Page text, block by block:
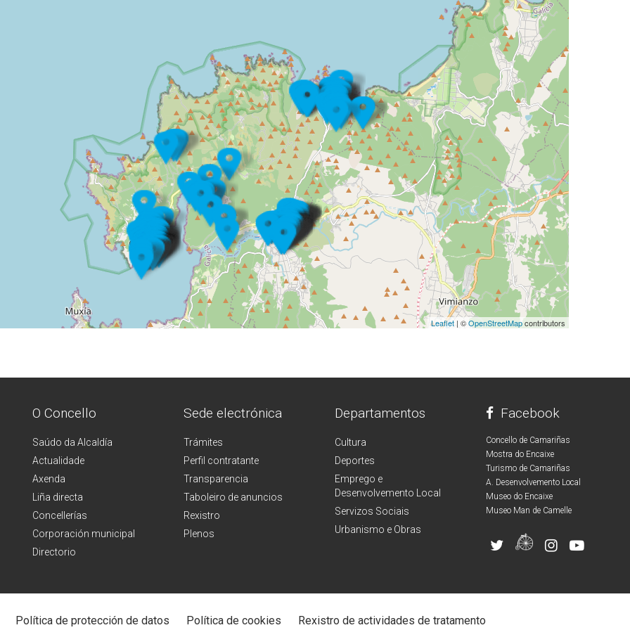
Leaflet | ©OpenStreetMapcontributors
O Concello
Saúdo da Alcaldía
Actualidade
Axenda
Liña directa
Concellerías
Corporación municipal
Directorio
Sede electrónica
Trámites
Perfil contratante
Transparencia
Taboleiro de anuncios
Rexistro
Plenos
Departamentos
Cultura
Deportes
Emprego e
Desenvolvemento Local
Servizos Sociais
Urbanismo e Obras
Facebook
Concello de Camariñas
Mostra do Encaixe
Turismo de Camariñas
A. Desenvolvemento Local
Museo do Encaixe
Museo Man de Camelle
Política de protección de datos Política de cookies Rexistro de actividades de tratamento